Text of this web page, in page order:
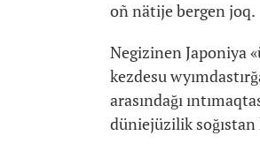
oñ nätije bergen joq.
Negizinen Japoniya
kezdesu
arasındağı
düniejüzilik